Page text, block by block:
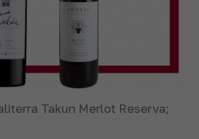
Takun Merlot Reserva;